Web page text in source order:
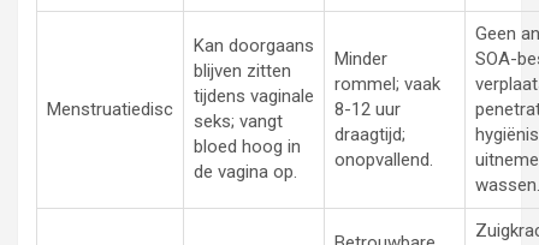
Menstruatiedisc
Kan doorgaans
blijven zitten
tijdens vaginale
seks; vangt
bloed hoog in
de vagina op.
Minder
rommel; vaak
8-12 uur
draagtijd;
onopvallend.
Geen
SOA-
wassen.